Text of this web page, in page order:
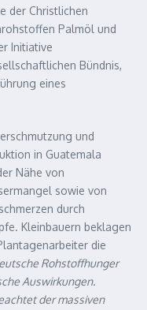
der Christlichen
Palmöl und
Initiative
Bündnis,
eines
und
in Guatemala
Nähe von
sowie von
durch
Kleinbauern beklagen
die
Rohstoffhunger
Auswirkungen.
der massiven